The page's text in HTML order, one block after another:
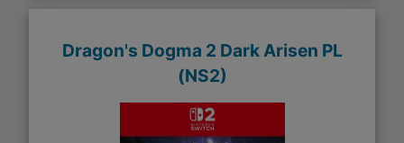
Dragon's Dogma 2 Dark Arisen PL
(NS2)